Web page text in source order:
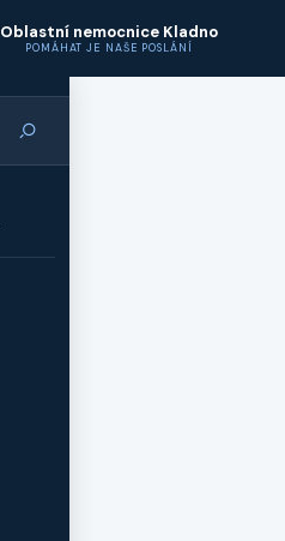
Oblastní nemocnice Kladno
POMÁHAT JE NAŠE POSLÁNÍ